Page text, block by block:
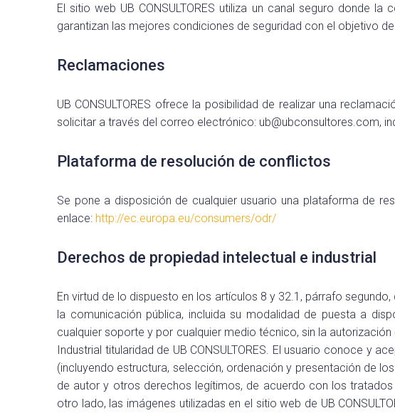
El sitio web UB CONSULTORES utiliza un canal seguro donde
garantizan las mejores condiciones de seguridad con el objetivo
Reclamaciones
UB CONSULTORES ofrece la posibilidad de realizar una
solicitar a través del correo electrónico: ub@ubconsultores.com,
Plataforma de resolución de conflictos
Se pone a disposición de cualquier usuario una plataforma de
enlace: http://ec.europa.eu/consumers/odr/
Derechos de propiedad intelectual e industrial
En virtud de lo dispuesto en los artículos 8 y 32.1, párrafo
la comunicación pública, incluida su modalidad de puesta a
cualquier soporte y por cualquier medio técnico, sin la
Industrial titularidad de UB CONSULTORES. El usuario conoce y
(incluyendo estructura, selección, ordenación y presentación de
de autor y otros derechos legítimos, de acuerdo con los
otro lado, las imágenes utilizadas en el sitio web de UB